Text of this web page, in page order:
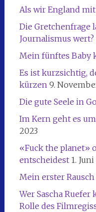
Als wir England mit
Die Gretchenfrage
Journalismus wert?
Mein fünftes Baby
Es ist kurzsichtig,
kürzen 9.
Die gute Seele in
Im Kern geht es
2023
«Fuck the planet»
entscheidest 1.
Mein erster
Wer Sascha
Rolle des